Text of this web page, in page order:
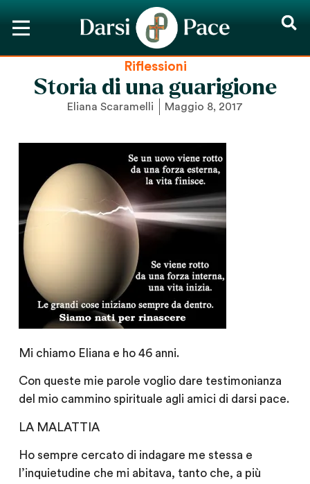
Riflessioni
Storia di una guarigione
Eliana Scaramelli Maggio 8, 2017
Mi chiamo Eliana e ho 46 anni.
Con queste mie parole voglio dare testimonianza
del mio cammino spirituale agli amici di darsi pace.
LA MALATTIA
Ho sempre cercato di indagare me stessa e
l’inquietudine che mi abitava, tanto che, a più